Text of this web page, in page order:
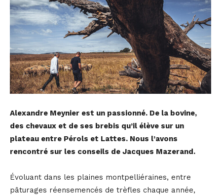
Alexandre Meynier est un passionné. De la bovine,
des chevaux et de ses brebis qu’il élève sur un
plateau entre Pérols et Lattes. Nous l’avons
rencontré sur les conseils de Jacques Mazerand.
Évoluant dans les plaines montpelliéraines, entre
pâturages réensemencés de trèfles chaque année,